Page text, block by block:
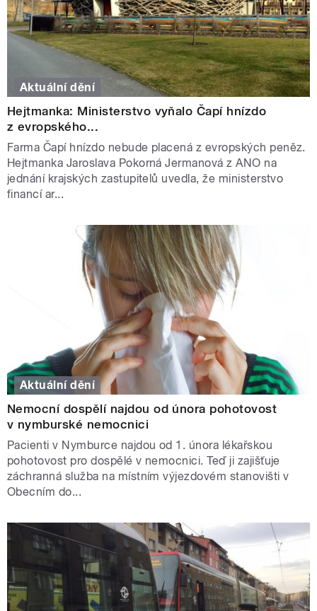
Aktuální dění
Hejtmanka: Ministerstvo vyňalo Čapí hnízdo
z evropského...
Farma Čapí hnízdo nebude placená z evropských peněz.
Hejtmanka Jaroslava Pokorná Jermanová z ANO na
jednání krajských zastupitelů uvedla, že ministerstvo
financí ar...
Aktuální dění
Nemocní dospělí najdou od února pohotovost
v nymburské nemocnici
Pacienti v Nymburce najdou od 1. února lékařskou
pohotovost pro dospělé v nemocnici. Teď ji zajišťuje
záchranná služba na místním výjezdovém stanovišti v
Obecním do...